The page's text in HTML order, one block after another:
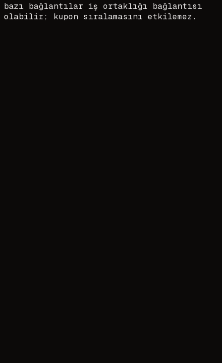
bazı bağlantılar iş ortaklığı bağlantısı
olabilir; kupon sıralamasını etkilemez.